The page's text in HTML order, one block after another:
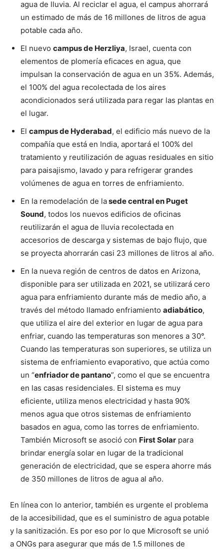
agua de lluvia. Al reciclar el agua, el campus ahorrará
un estimado de más de 16 millones de litros de agua
potable cada año.
El nuevo campus de Herzliya, Israel, cuenta con
elementos de plomería eficaces en agua, que
impulsan la conservación de agua en un 35%. Además,
el 100% del agua recolectada de los aires
acondicionados será utilizada para regar las plantas en
el lugar.
El campus de Hyderabad, el edificio más nuevo de la
compañía que está en India, aportará el 100% del
tratamiento y reutilización de aguas residuales en sitio
para paisajismo, lavado y para refrigerar grandes
volúmenes de agua en torres de enfriamiento.
En la remodelación de lasede central en Puget
Sound, todos los nuevos edificios de oficinas
reutilizarán el agua de lluvia recolectada en
accesorios de descarga y sistemas de bajo flujo, que
se proyecta ahorrarán casi 23 millones de litros al año.
En la nueva región de centros de datos en Arizona,
disponible para ser utilizada en 2021, se utilizará cero
agua para enfriamiento durante más de medio año, a
través del método llamado enfriamiento adiabático,
que utiliza el aire del exterior en lugar de agua para
enfriar, cuando las temperaturas son menores a 30°.
Cuando las temperaturas son superiores, se utiliza un
sistema de enfriamiento evaporativo, que actúa como
un “enfriador de pantano”, como el que se encuentra
en las casas residenciales. El sistema es muy
eficiente, utiliza menos electricidad y hasta 90%
menos agua que otros sistemas de enfriamiento
basados en agua, como las torres de enfriamiento.
También Microsoft se asoció con First Solar para
brindar energía solar en lugar de la tradicional
generación de electricidad, que se espera ahorre más
de 350 millones de litros de agua al año.
En línea con lo anterior, también es urgente el problema
de la accesibilidad, que es el suministro de agua potable
y la sanitización. Es por eso por lo que Microsoft se unió
a ONGs para asegurar que más de 1.5 millones de